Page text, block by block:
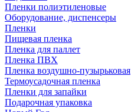
Пленки полиэтиленовые
Оборудование, диспенсеры
Пленки
Пищевая пленка
Пленка для паллет
Пленка ПВХ
Пленка воздушно-пузырьковая
Термоусадочная пленка
Пленки для запайки
Подарочная упаковка